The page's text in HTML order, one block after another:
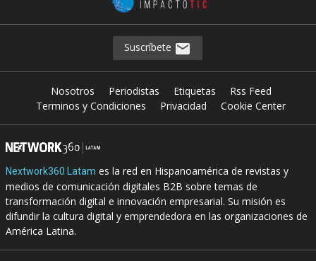
Suscríbete
Nosotros Periodistas Etiquetas
Rss Feed
Terminos y Condiciones
Privacidad Cookie Center
Nextwork360 Latam es la red en Hispanoamérica de revistas y
medios de comunicación digitales B2B sobre temas de
transformación digital e innovación empresarial. Su misión es
difundir la cultura digital y emprendedora en las organizaciones de
América Latina.